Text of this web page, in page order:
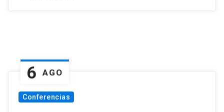
6 AGO
Conferencias